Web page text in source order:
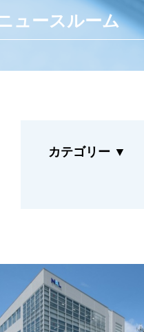
ュースルーム
カテゴリー ▼
テナンス受託
メンテナンス
自動車メ
(NMS)
緊急ロー